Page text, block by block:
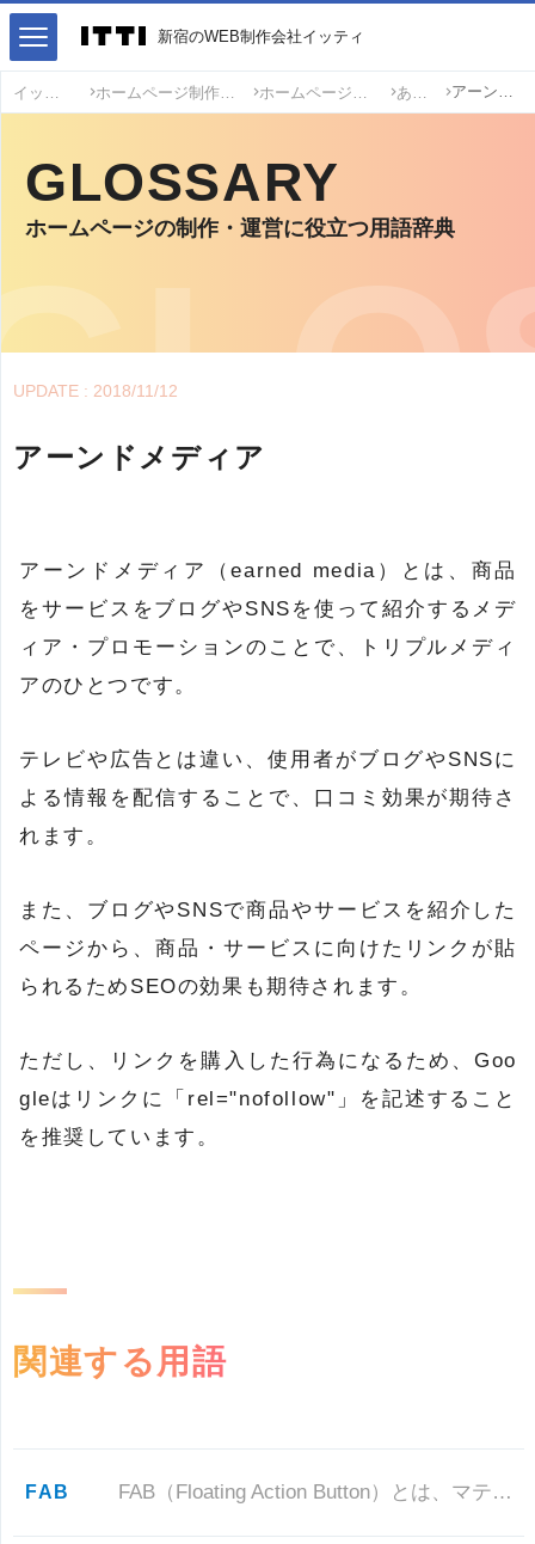
イッティ ホームページ制作・運営用語 ホームページ制作用語 あ アーンドメディア
GLOSSARY
ホームページの制作・運営に役立つ用語辞典
UPDATE : 2018/11/12
アーンドメディア
アーンドメディア（earned media）とは、商品
をサービスをブログやSNSを使って紹介するメデ
ィア・プロモーションのことで、トリプルメディ
アのひとつです。
テレビや広告とは違い、使用者がブログやSNSに
よる情報を配信することで、口コミ効果が期待さ
れます。
また、ブログやSNSで商品やサービスを紹介した
ページから、商品・サービスに向けたリンクが貼
られるためSEOの効果も期待されます。
ただし、リンクを購入した行為になるため、Goo
gleはリンクに「rel="nofollow"」を記述すること
を推奨しています。
関連する用語
FAB FAB（Floating Action Button）とは、マテリアルデザインのコンセプトをもとにデザインされたボタンの
新宿のWEB制作会社イッティ